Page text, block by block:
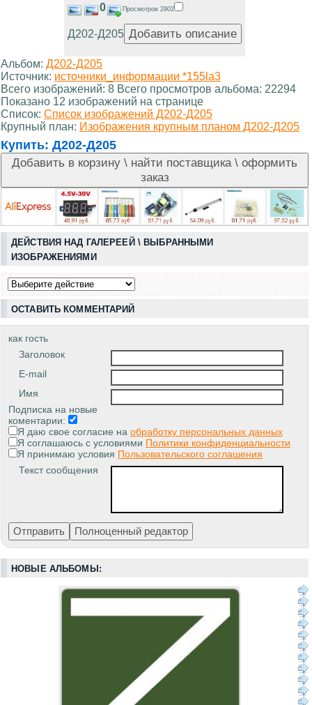
0 Просмотров 2902
Д202-Д205
Альбом: Д202-Д205
Источник: источники_информации *155la3
Всего изображений: 8 Всего просмотров альбома: 22294
Показано 12 изображений на странице
Список: Список изображений Д202-Д205
Крупный план: Изображения крупным планом Д202-Д205
Купить: Д202-Д205
ДЕЙСТВИЯ НАД ГАЛЕРЕЕЙ \ ВЫБРАННЫМИ
ИЗОБРАЖЕНИЯМИ
ОСТАВИТЬ КОММЕНТАРИЙ
как гость
Заголовок
E-mail
Имя
Подписка на новые
коментарии:
Я даю свое согласие на обработку персональных данных
Я соглашаюсь с условиями Политики конфиденциальности
Я принимаю условия Пользовательского соглашения
Текст сообщения
НОВЫЕ АЛЬБОМЫ: